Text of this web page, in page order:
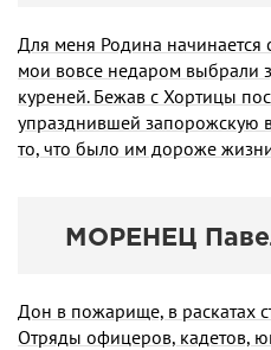
Для меня Родина
мои вовсе недаром выбрали
куреней. Бежав с Хортицы
упразднившей запорожскую
то, что было им дороже
МОРЕНЕЦ
Дон в пожарище, в раскатах
Отряды офицеров, кадетов,